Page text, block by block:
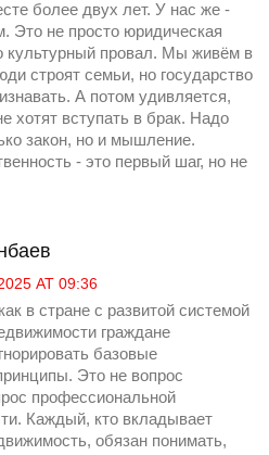
более двух лет. У нас же -
Это не просто юридическая
культурный провал. Мы живём в
строят семьи, но государство
А потом удивляется,
хотят вступать в брак. Надо
закон, но и мышление.
- это первый шаг, но не
AT 09:36
в стране с развитой системой
граждане
базовые
Это не вопрос
профессиональной
Каждый, кто вкладывает
обязан понимать,